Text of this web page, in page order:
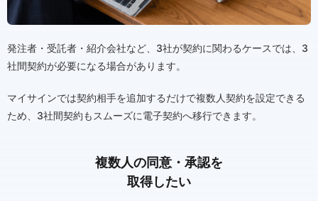
発注者・受託者・紹介会社など、3社が契約に関わるケースでは、3
社間契約が必要になる場合があります。
マイサインでは契約相手を追加するだけで複数人契約を設定できる
ため、3社間契約もスムーズに電子契約へ移行できます。
複数人の同意・承認を
取得したい